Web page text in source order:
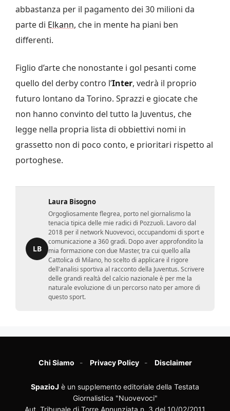
abbastanza per il pagamento dei 30 milioni da
parte di Elkann, che in mente ha piani ben
differenti.
Figlio d’arte che nonostante i gol pesanti come
quello del derby contro l’Inter, vedrà il proprio
futuro lontano da Torino. Sprazzi e giocate che
non hanno convinto del tutto la Juventus, che
legge nella propria lista di obbiettivi nomi in
grassetto non di poco conto, e prioritari rispetto al
portoghese.
LB
Laura Bisogno
Orgogliosamente flegrea, porto nel giornalismo la
tenacia tipica delle mie radici di Pozzuoli. Lavoro dal
2018 per il network Nuovevoci, occupandomi di sport e
comunicazione a 360 gradi. Dopo aver approfondito la
mia formazione con due Master, tra cui quello alla
Cattolica di Milano, ho scelto di applicare il rigore
dell'analisi sportiva al racconto della Juventus. Scrivere
delle grandi realtà del calcio nazionale è per me la
naturale evoluzione di un percorso nato per amore di
questo sport.
Chi Siamo Privacy Policy Disclaimer
SpazioJ è un supplemento editoriale della Testata
Giornalistica "Nuovevoci"
Aut. Tribunale di Torre Annunziata n. 3 del 10/02/2011